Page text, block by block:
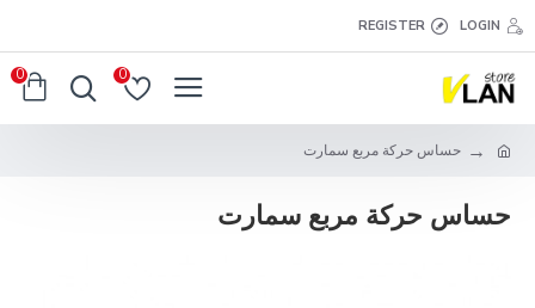
LOGIN
REGISTER
0
0
حساس حركة مربع سمارت
حساس حركة مربع سمارت